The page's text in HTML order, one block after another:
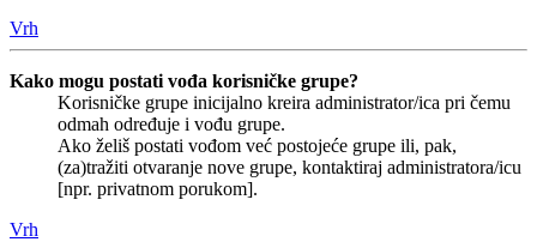
Vrh
Kako mogu postati vođa korisničke grupe?
Korisničke grupe inicijalno kreira administrator/ica pri čemu
odmah određuje i vođu grupe.
Ako želiš postati vođom već postojeće grupe ili, pak,
(za)tražiti otvaranje nove grupe, kontaktiraj administratora/icu
[npr. privatnom porukom].
Vrh